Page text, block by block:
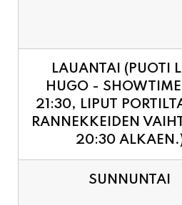
LAUANTAI (PUOTI
HUGO -
21:30, LIPUT
RANNEKKEIDEN
20:30
SUNNUNTAI